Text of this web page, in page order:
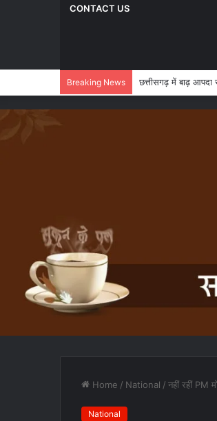
CONTACT US
Breaking News छत्तीसगढ़ में बाढ़
Home / National / नहीं रहीं PM
National